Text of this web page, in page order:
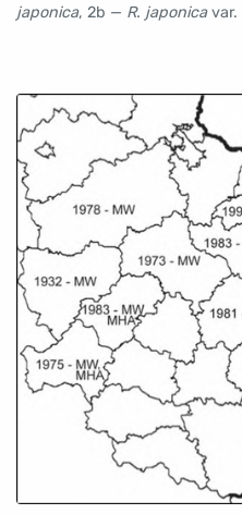
japonica, 2b — R. japonicavar.